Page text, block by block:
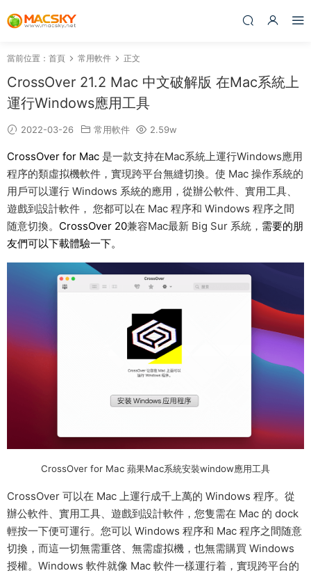
當前位置： 首頁 常用軟件 正文
CrossOver 21.2 Mac 中文破解版 在Mac系統上
運行Windows應用工具
2022-03-26 常用軟件 2.59w
CrossOver for Mac 是一款支持在Mac系統上運行Windows應用
程序的類虛拟機軟件，實現跨平台無縫切換。使 Mac 操作系統的
用戶可以運行 Windows 系統的應用，從辦公軟件、實用工具、
遊戲到設計軟件， 您都可以在 Mac 程序和 Windows 程序之間
随意切換。 CrossOver 20兼容Mac最新 Big Sur 系統， 需要的朋
友們可以下載體驗一下。
CrossOver for Mac 蘋果Mac系統安裝window應用工具
CrossOver 可以在 Mac 上運行成千上萬的 Windows 程序。從
辦公軟件、實用工具、遊戲到設計軟件，您隻需在 Mac 的 dock
輕按一下便可運行。您可以 Windows 程序和 Mac 程序之間随意
切換，而這一切無需重啓、無需虛拟機，也無需購買 Windows
授權。Windows 軟件就像 Mac 軟件一樣運行着，實現跨平台的